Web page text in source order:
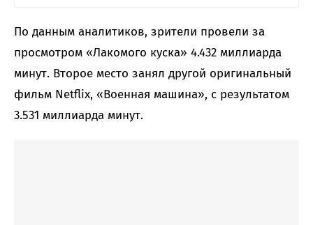
По данным аналитиков, зрители провели за
просмотром «Лакомого куска» 4.432 миллиарда
минут. Второе место занял другой оригинальный
фильм Netflix, «Военная машина», с результатом
3.531 миллиарда минут.